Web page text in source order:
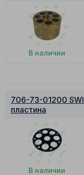
В наличии
706-73-01200
пластина
В наличии